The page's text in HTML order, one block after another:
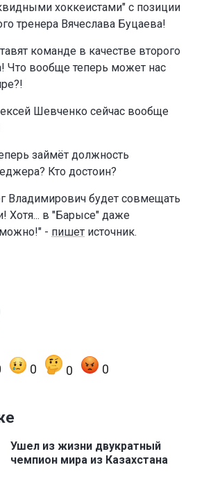
хоккеистами" с позиции
тренера Вячеслава Буцаева!
команде в качестве второго
Что вообще теперь может нас
Шевченко сейчас вообще
займёт должность
Кто достоин?
Владимирович будет совмещать
Хотя... в "Барысе" даже
- пишет источник.
0 0 0
Ушел из жизни двукратный
чемпион мира из Казахстана